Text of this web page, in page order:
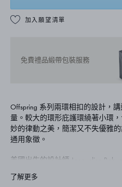
加入願望清單
免費禮品緞帶包裝服務
Offspring 系列兩環相扣的設計，
量。較大的環形庇護環繞著小環
妙的律動之美，簡潔又不失優雅
通用象徵。
美國出生的設計師 Jacqueline
子間堅不可摧的情感連結，亦可
了解更多